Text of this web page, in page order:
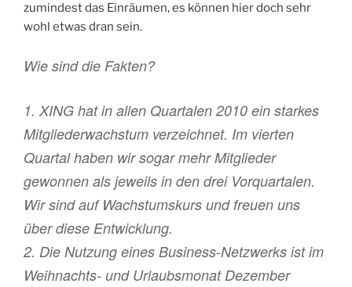
zumindest das Einräumen, es können hier doch sehr
wohl etwas dran sein.
Wie sind die Fakten?
1. XING hat in allen Quartalen 2010 ein starkes
Mitgliederwachstum verzeichnet. Im vierten
Quartal haben wir sogar mehr Mitglieder
gewonnen als jeweils in den drei Vorquartalen.
Wir sind auf Wachstumskurs und freuen uns
über diese Entwicklung.
2. Die Nutzung eines Business-Netzwerks ist im
Weihnachts- und Urlaubsmonat Dezember